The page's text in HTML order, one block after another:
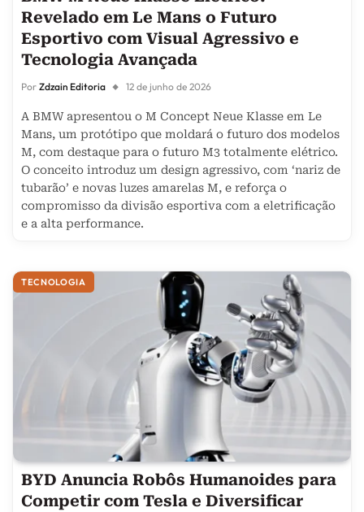
Revelado em Le Mans o Futuro
Esportivo com Visual Agressivo e
Tecnologia Avançada
Por Zdzain Editoria 12 de junho de 2026
A BMW apresentou o M Concept Neue Klasse em Le
Mans, um protótipo que moldará o futuro dos modelos
M, com destaque para o futuro M3 totalmente elétrico.
O conceito introduz um design agressivo, com ‘nariz de
tubarão’ e novas luzes amarelas M, e reforça o
compromisso da divisão esportiva com a eletrificação
e a alta performance.
TECNOLOGIA
BYD Anuncia Robôs Humanoides para
Competir com Tesla e Diversificar